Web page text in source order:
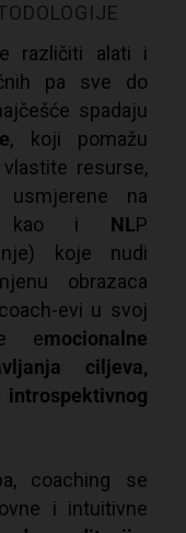
različiti alati i
pa sve do
spadaju
, koji pomažu
resurse,
na
kao i NLP
koje nudi
obrazaca
evi u svoj
emocionalne
ciljeva,
coaching se
i intuitivne